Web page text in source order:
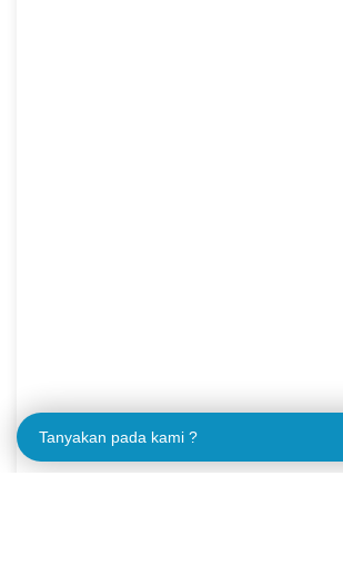
Tanyakan pada kami ?